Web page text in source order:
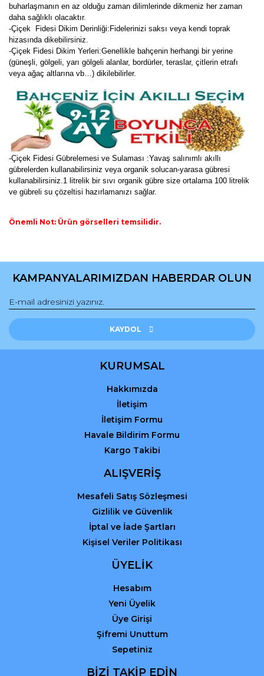
buharlaşmanın en az olduğu zaman dilimlerinde dikmeniz her zaman
daha sağlıklı olacaktır.
-Çiçek Fidesi Dikim Derinliği:Fidelerinizi saksı veya kendi toprak
hizasında dikebilirsiniz.
-Çiçek Fidesi Dikim Yerleri:Genellikle bahçenin herhangi bir yerine
(güneşli, gölgeli, yarı gölgeli alanlar, bordürler, teraslar, çitlerin etrafı
veya ağaç altlarına vb…) dikilebilirler.
-Çiçek Fidesi Gübrelemesi ve Sulaması :Yavaş salınımlı akıllı
gübrelerden kullanabilirsiniz veya organik solucan-yarasa gübresi
kullanabilirsiniz.1 litrelik bir sıvı organik gübre size ortalama 100 litrelik
ve gübreli su çözeltisi hazırlamanızı sağlar.
Önemli Not: Ürün görselleri temsilidir.
konularda yetersiz gördüğünüz noktaları öneri formunu
Görüş ve önerileriniz için teşekkür ederiz.
Ürün resmi kalitesiz, bozuk veya görüntülenemiyor.
Ürün açıklamasında eksik bilgiler bulunuyor.
Ürün fiyatı diğer sitelerden daha pahalı.
Gönder
KAMPANYALARIMIZDAN HABERDAR OLUN
KAYDOL
KURUMSAL
Hakkımızda
İletişim
İletişim Formu
Havale Bildirim Formu
Kargo Takibi
ALIŞVERİŞ
Mesafeli Satış Sözleşmesi
Gizlilik ve Güvenlik
İptal ve İade Şartları
Kişisel Veriler Politikası
ÜYELİK
Hesabım
Yeni Üyelik
Üye Girişi
Şifremi Unuttum
Sepetiniz
BİZİ TAKİP EDİN